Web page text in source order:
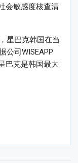
会敏感度核查清
星巴克韩国在当
公司WISEAPP
巴克是韩国最大